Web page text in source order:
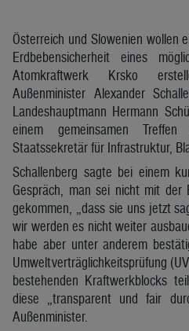
Österreich und Slowenien wollen
Erdbebensicherheit eines
Atomkraftwerk Krsko
Außenminister Alexander
Landeshauptmann Hermann
einem gemeinsamen
Staatssekretär für Infrastruktur,
Schallenberg sagte bei einem
Gespräch, man sei nicht mit der
gekommen, „dass sie uns jetzt
wir werden es nicht weiter
habe aber unter anderem
Umweltverträglichkeitsprüfung
bestehenden Kraftwerkblocks
diese „transparent und fair
Außenminister.